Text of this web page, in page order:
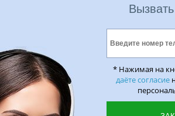
* Нажимая на
даёте согласие